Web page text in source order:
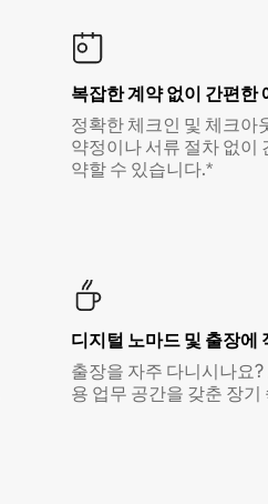
복잡한 계약 없이 간편한
정확한 체크인 및 체크아
약정이나 서류 절차 없이
약할 수 있습니다.*
디지털 노마드 및 출장에
출장을 자주 다니시나요
용 업무 공간을 갖춘 장